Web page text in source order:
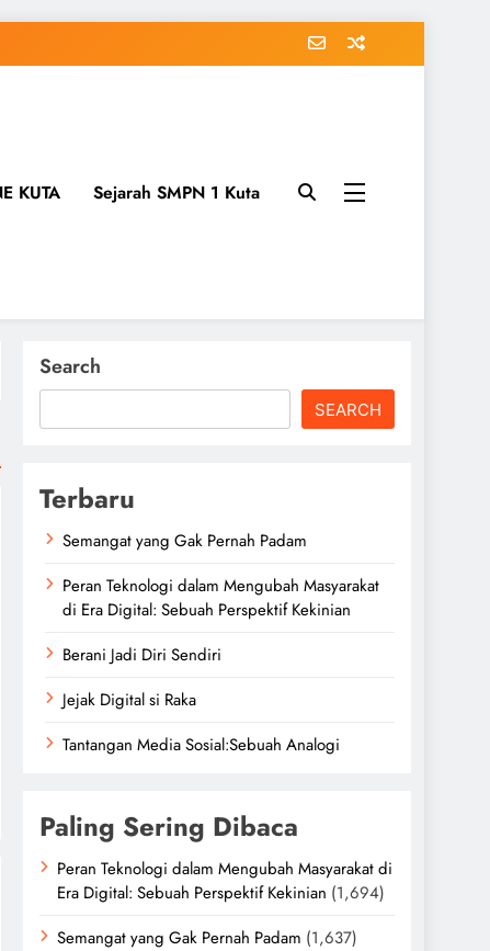
KUTA Sejarah SMPN 1 Kuta
Search
SEARCH
Terbaru
Semangat yang Gak Pernah Padam
Peran Teknologi dalam Mengubah Masyarakat
di Era Digital: Sebuah Perspektif Kekinian
Berani Jadi Diri Sendiri
Jejak Digital si Raka
Tantangan Media Sosial:Sebuah Analogi
Paling Sering Dibaca
Peran Teknologi dalam Mengubah Masyarakat di
Era Digital: Sebuah Perspektif Kekinian (1,694)
Semangat yang Gak Pernah Padam (1,637)